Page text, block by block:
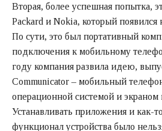
Вторая, более успешная попытка,
Packard и Nokia, который появился
По сути, это был портативный
подключения к мобильному
году компания развила идею,
Communicator – мобильный
операционной системой и экраном
Устанавливать приложения и как-
функционал устройства было